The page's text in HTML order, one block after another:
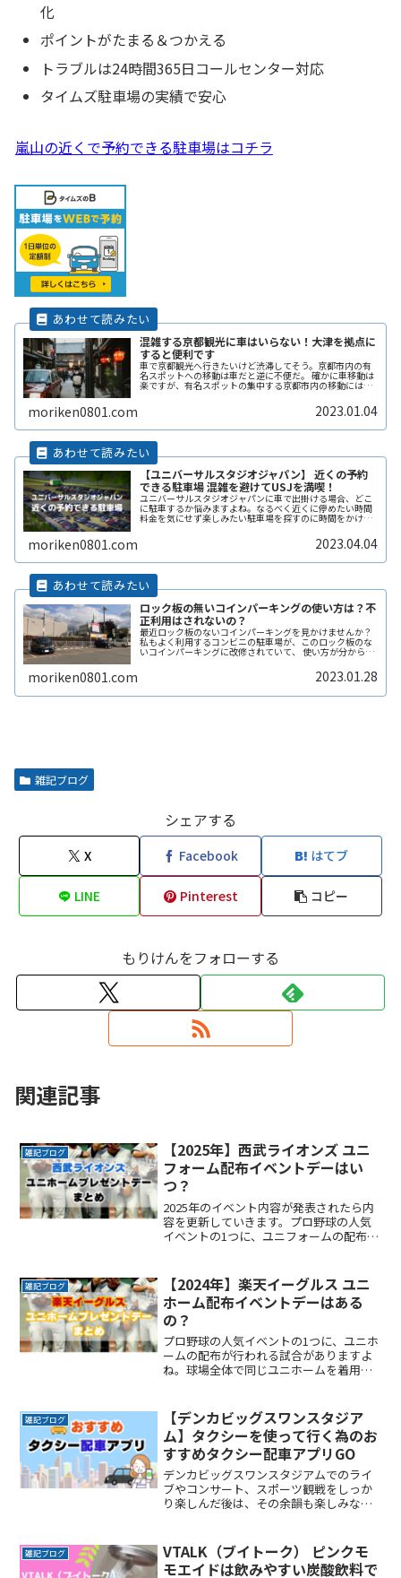
化
ポイントがたまる＆つかえる
トラブルは24時間365日コールセンター対応
タイムズ駐車場の実績で安心
嵐山の近くで予約できる駐車場はコチラ
混雑する京都観光に車はいらない！大津を拠点に
すると便利です
車で京都観光へ行きたいけど渋滞してそう。京都市内の有
名スポットへの移動は車だと逆に不便だ。 確かに車移動は
楽ですが、有名スポットの集中する京都市内の移動には、
逆に車移動は不便ですよね。 そこで車で京都旅行に行く際
におすすめの方法があります。 それは京都から少しはなれ
moriken0801.com 2023.01.04
【ユニバーサルスタジオジャパン】 近くの予約
できる駐車場 混雑を避けてUSJを満喫！
ユニバーサルスタジオジャパンに車で出掛ける場合、どこ
に駐車するか悩みますよね。なるべく近くに停めたい時間
料金を気にせず楽しみたい駐車場を探すのに時間をかけた
に帰りたいここでは、ユニバーサルReadMore...
moriken0801.com 2023.04.04
ロック板の無いコインパーキングの使い方は？不
正利用はされないの？
最近ロック板のないコインパーキングを見かけませんか？
私もよく利用するコンビニの駐車場が、このロック板のな
いコインパーキングに改修されていて、 使い方が分からず
敬遠してしまった経験があります。 そこで、ここではロッ
ク板のないコインパーキングの使い方や、ロック板がない
と不正に使われないの？などその辺りも含めて解説しま
moriken0801.com 2023.01.28
雑記ブログ
シェアする
X Facebook はてブ
LINE Pinterest コピー
もりけんをフォローする
関連記事
雑記ブログ
【2025年】西武ライオンズ ユニ
フォーム配布イベントデーはい
つ？
2025年のイベント内容が発表されたら内
容を更新していきます。プロ野球の人気
イベントの1つに、ユニフォームの配布が
合は、通常より何倍もの盛り上がりを感
じます。ここでは、ReadMore...
雑記ブログ
【2024年】楽天イーグルス ユニ
ホーム配布イベントデーはある
の？
プロ野球の人気イベントの1つに、ユニホ
ームの配布が行われる試合がありますよ
ね。球場全体で同じユニホームを着用し
楽天モバイルパーク宮城で開催が予定さ
れている楽天イーグReadMore...
雑記ブログ
【デンカビッグスワンスタジア
ム】タクシーを使って行く為のお
すすめタクシー配車アプリGO
デンカビッグスワンスタジアムでのライ
ブやコンサート、スポーツ観戦をしっか
り楽しんだ後は、その余韻も楽しみなが
いところです。かといって混雑回避を理
由にイベントの途中で帰りReadMore...
雑記ブログ
VTALK（ブイトーク） ピンクモ
モエイドは飲みやすい炭酸飲料で